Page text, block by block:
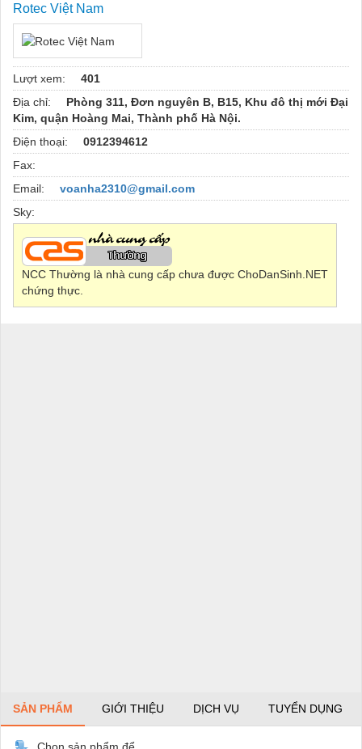
Rotec Việt Nam
Lượt xem:
401
Địa chỉ:
Phòng 311, Đơn nguyên B, B15, Khu đô thị mới Đại
Kim, quận Hoàng Mai, Thành phố Hà Nội.
Điện thoại:
0912394612
Fax:
Email:
voanha2310@gmail.com
Sky:
NCC Thường là nhà cung cấp chưa được ChoDanSinh.NET
chứng thực.
SẢN PHẨM GIỚI THIỆU DỊCH VỤ TUYỂN DỤNG